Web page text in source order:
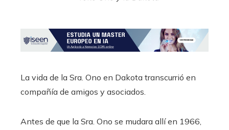
La vida de la Sra. Ono en Dakota transcurrió en
compañía de amigos y asociados.
Antes de que la Sra. Ono se mudara allí en 1966,